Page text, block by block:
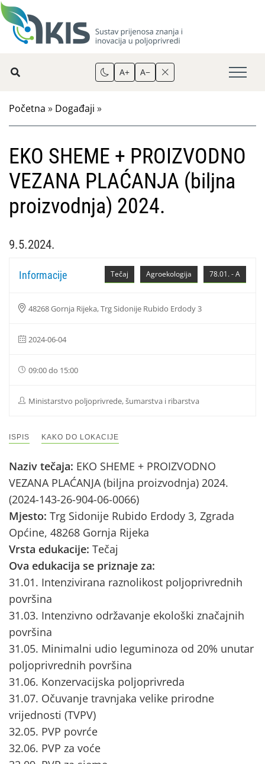
A+ A−
Početna » Događaji »
EKO SHEME + PROIZVODNO
VEZANA PLAĆANJA (biljna
proizvodnja) 2024.
9.5.2024.
78.01. - A
Agroekologija
Tečaj
Informacije
48268 Gornja Rijeka, Trg Sidonije Rubido Erdody 3
2024-06-04
09:00 do 15:00
Ministarstvo poljoprivrede, šumarstva i ribarstva
ISPIS KAKO DO LOKACIJE
Naziv tečaja: EKO SHEME + PROIZVODNO
VEZANA PLAĆANJA (biljna proizvodnja) 2024.
(2024-143-26-904-06-0066)
Mjesto: Trg Sidonije Rubido Erdody 3, Zgrada
Općine, 48268 Gornja Rijeka
Vrsta edukacije: Tečaj
Ova edukacija se priznaje za:
31.01. Intenzivirana raznolikost poljoprivrednih
površina
31.03. Intenzivno održavanje ekološki značajnih
površina
31.05. Minimalni udio leguminoza od 20% unutar
poljoprivrednih površina
31.06. Konzervacijska poljoprivreda
31.07. Očuvanje travnjaka velike prirodne
vrijednosti (TVPV)
32.05. PVP povrće
32.06. PVP za voće